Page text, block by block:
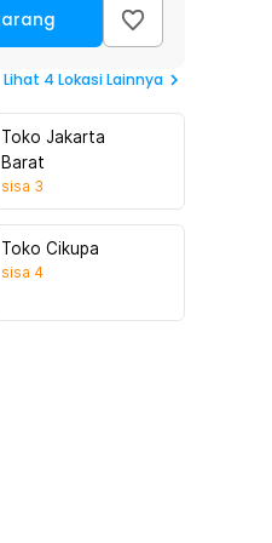
Lihat 4 Lokasi Lainnya
Toko Jakarta
Barat
sisa 3
Toko Cikupa
sisa 4